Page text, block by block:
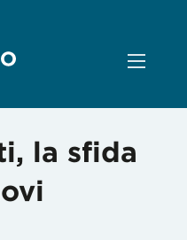
la sfida